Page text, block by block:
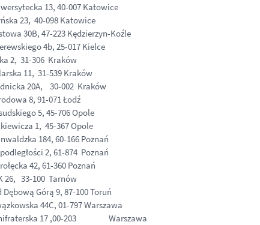
13, 40-007 Katowice
23, 40-098 Katowice
30B, 47-223 Kędzierzyn-Koźle
4b, 25-017 Kielce
2, 31-306 Kraków
11, 31-539 Kraków
20A, 30-002 Kraków
8, 91-071 Łodź
5, 45-706 Opole
1, 45-367 Opole
184, 60-166 Poznań
2, 61-874 Poznań
42, 61-360 Poznań
26, 33-100 Tarnów
Górą 9, 87-100 Toruń
44C, 01-797 Warszawa
17 ,00-203 Warszawa